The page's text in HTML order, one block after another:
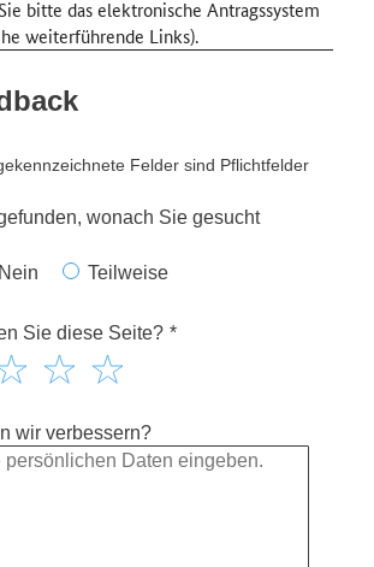
bitte das elektronische Antragssystem
weiterführende Links).